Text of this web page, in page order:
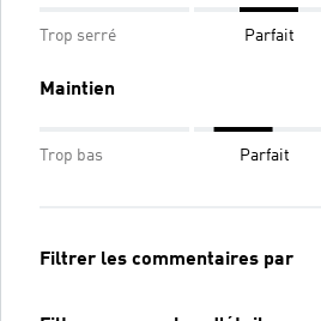
Trop serré Parfait
Maintien
Trop bas Parfait
Filtrer les commentaires par